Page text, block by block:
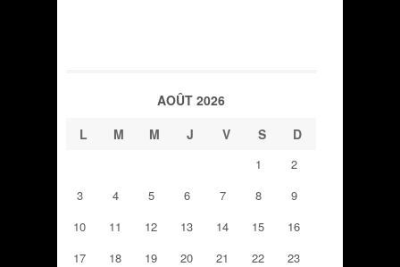
AOÛT 2026
L
M M J V S D
1
2
3
4 5 6 7 8
9
10
11 12 13 14 15
16
17
18 19 20 21 22
23